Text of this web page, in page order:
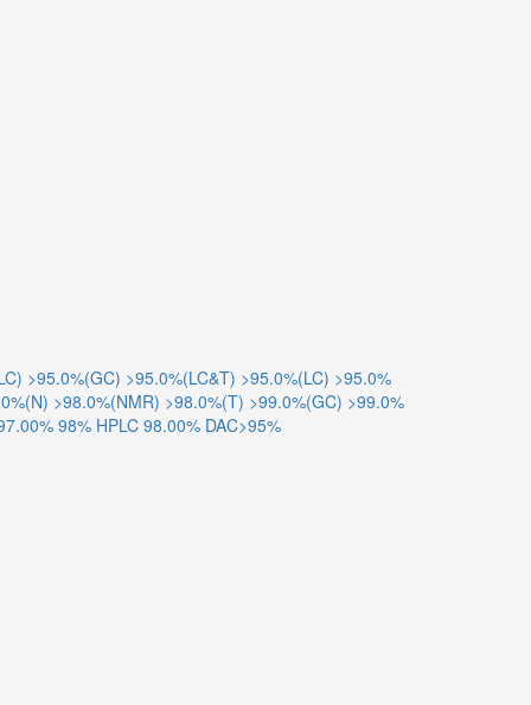
>95.0%(GC) >95.0%(LC&T) >95.0%(LC) >95.0%
>98.0%(NMR) >98.0%(T) >99.0%(GC) >99.0%
98% HPLC 98.00% DAC>95%